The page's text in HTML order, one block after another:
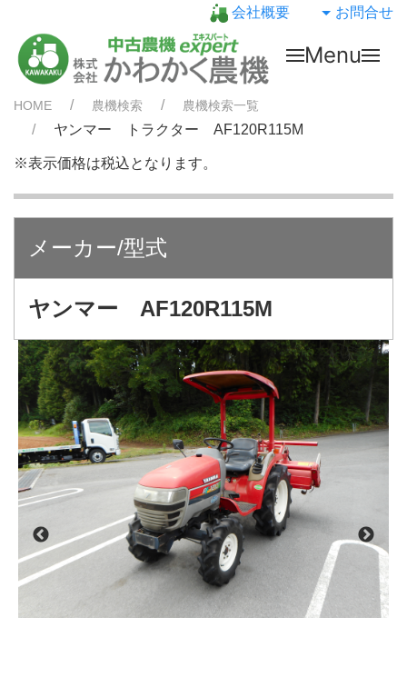
会社概要 お問合せ
Menu
HOME 農機検索 農機検索一覧
ヤンマー トラクター AF120R115M
※表示価格は税込となります。
メーカー/型式
ヤンマー AF120R115M